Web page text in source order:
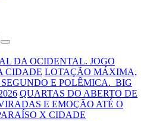
DA OCIDENTAL. JOGO
CIDADE LOTAÇÃO MÁXIMA,
E POLÊMICA. BIG
QUARTAS DO ABERTO DE
E EMOÇÃO ATÉ O
X CIDADE